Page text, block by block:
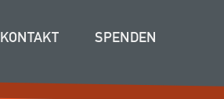
KONTAKT SPENDEN